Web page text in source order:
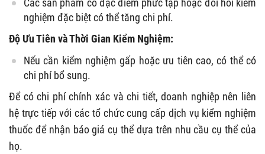
Các sản phẩm có đặc điểm phức tạp hoặc đòi hỏi kiểm
nghiệm đặc biệt có thể tăng chi phí.
Độ Ưu Tiên và Thời Gian Kiểm Nghiệm:
Nếu cần kiểm nghiệm gấp hoặc ưu tiên cao, có thể có
chi phí bổ sung.
Để có chi phí chính xác và chi tiết, doanh nghiệp nên liên
hệ trực tiếp với các tổ chức cung cấp dịch vụ kiểm nghiệm
thuốc để nhận báo giá cụ thể dựa trên nhu cầu cụ thể của
họ.